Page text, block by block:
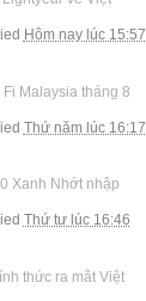
Hôm nay lúc 15:57
Malaysia tháng 8
Thứ năm lúc 16:17
Xanh Nhớt nhập
Thứ tư lúc 16:46
thức ra mắt Việt